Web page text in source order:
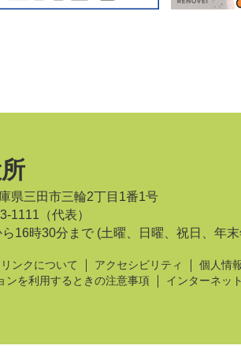
県三田市三輪2丁目1番1号
1111（代表）
16時30分まで (土曜、日曜、祝日、年
リンクについて アクセシビリティ
個人情
ンを利用するときの注意事項
インターネッ